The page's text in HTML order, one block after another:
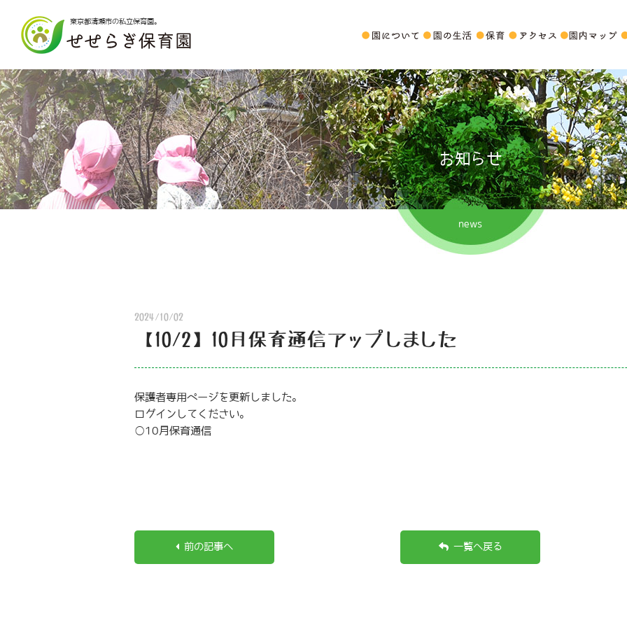
東京都清瀬市の私立保育園。
お知らせ
news
2024/10/02
【10/2】10月保育通信アップしました
保護者専用ページを更新しました。
ログインしてください。
○10月保育通信
前の記事へ 一覧へ戻る